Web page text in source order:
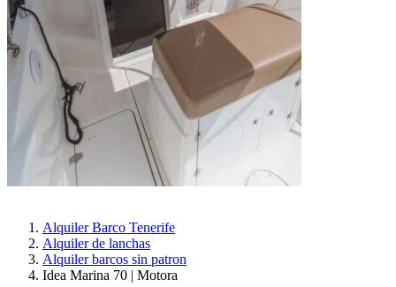
Alquiler Barco Tenerife
Alquiler de lanchas
Alquiler barcos sin patron
Idea Marina 70 | Motora